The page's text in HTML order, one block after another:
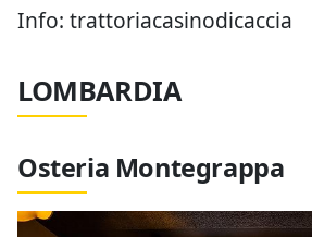
Info: trattoriacasinodicaccia
LOMBARDIA
Osteria Montegrappa